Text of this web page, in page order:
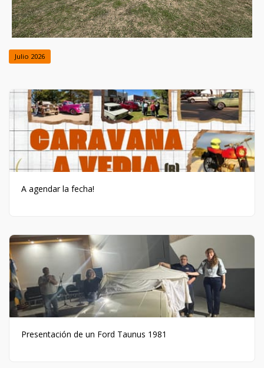
Julio 2026
A agendar la fecha!
Presentación de un Ford Taunus 1981